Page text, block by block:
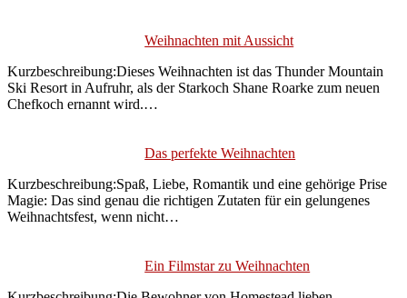
Weihnachten mit Aussicht
Kurzbeschreibung:Dieses Weihnachten ist das Thunder Mountain
Ski Resort in Aufruhr, als der Starkoch Shane Roarke zum neuen
Chefkoch ernannt wird.…
Das perfekte Weihnachten
Kurzbeschreibung:Spaß, Liebe, Romantik und eine gehörige Prise
Magie: Das sind genau die richtigen Zutaten für ein gelungenes
Weihnachtsfest, wenn nicht…
Ein Filmstar zu Weihnachten